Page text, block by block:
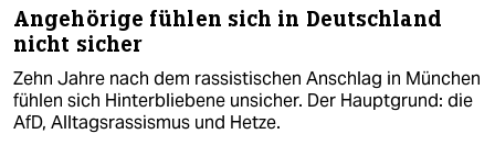
Angehörige fühlen sich in Deutschland
nicht sicher
Zehn Jahre nach dem rassistischen Anschlag in München
fühlen sich Hinterbliebene unsicher. Der Hauptgrund: die
AfD, Alltagsrassismus und Hetze.